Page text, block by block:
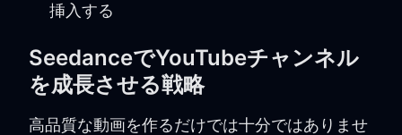
挿入する
SeedanceでYouTubeチャンネル
を成長させる戦略
高品質な動画を作るだけでは十分ではありませ